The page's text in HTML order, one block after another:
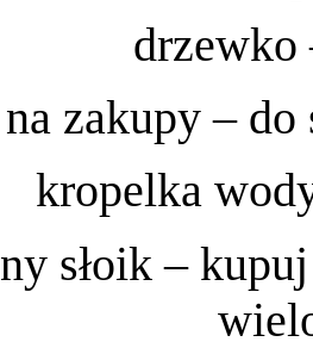
drzewko
zakupy –
kropelka
słoik –